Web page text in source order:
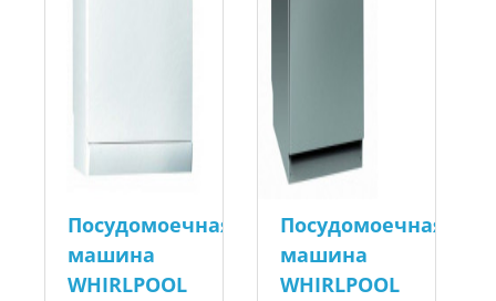
Посудомоечная
машина
WHIRLPOOL
Посудомоечная
машина
WHIRLPOOL